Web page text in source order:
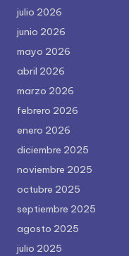
julio 2026
junio 2026
mayo 2026
abril 2026
marzo 2026
febrero 2026
enero 2026
diciembre 2025
noviembre 2025
octubre 2025
septiembre 2025
agosto 2025
julio 2025